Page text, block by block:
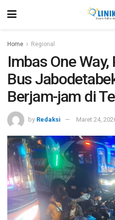
Home Regional
Imbas One
Bus
Berjam-jam di
by Redaksi Maret 24,